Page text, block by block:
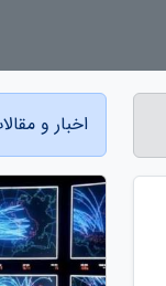
اخبار و